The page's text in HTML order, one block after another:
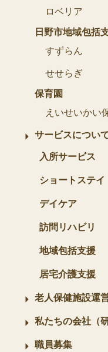
ロベリア
日野市地域包括
すずらん
せせらぎ
保育園
えいせいかい
サービスについ
入所サービス
ショートステイ
デイケア
訪問リハビリ
地域包括支援
居宅介護支援
老人保健施設運
私たちの会社（
職員募集